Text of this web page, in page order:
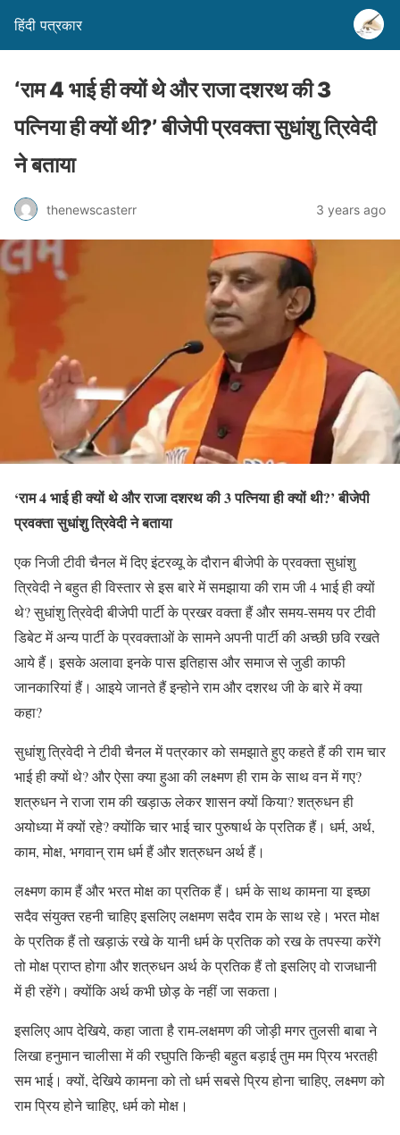
हिंदी पत्रकार
‘राम 4 भाई ही क्यों थे और राजा दशरथ की 3
पत्निया ही क्यों थी?’ बीजेपी प्रवक्ता सुधांशु त्रिवेदी
ने बताया
thenewscasterr 3 years ago
‘राम 4 भाई ही क्यों थे और राजा दशरथ की 3 पत्निया ही क्यों थी?’ बीजेपी
प्रवक्ता सुधांशु त्रिवेदी ने बताया
एक निजी टीवी चैनल में दिए इंटरव्यू के दौरान बीजेपी के प्रवक्ता सुधांशु
त्रिवेदी ने बहुत ही विस्तार से इस बारे में समझाया की राम जी 4 भाई ही क्यों
थे? सुधांशु त्रिवेदी बीजेपी पार्टी के प्रखर वक्ता हैं और समय-समय पर टीवी
डिबेट में अन्य पार्टी के प्रवक्ताओं के सामने अपनी पार्टी की अच्छी छवि रखते
आये हैं। इसके अलावा इनके पास इतिहास और समाज से जुडी काफी
जानकारियां हैं। आइये जानते हैं इन्होने राम और दशरथ जी के बारे में क्या
कहा?
सुधांशु त्रिवेदी ने टीवी चैनल में पत्रकार को समझाते हुए कहते हैं की राम चार
भाई ही क्यों थे? और ऐसा क्या हुआ की लक्ष्मण ही राम के साथ वन में गए?
शत्रुधन ने राजा राम की खड़ाऊ लेकर शासन क्यों किया? शत्रुधन ही
अयोध्या में क्यों रहे? क्योंकि चार भाई चार पुरुषार्थ के प्रतिक हैं। धर्म, अर्थ,
काम, मोक्ष, भगवान् राम धर्म हैं और शत्रुधन अर्थ हैं।
लक्ष्मण काम हैं और भरत मोक्ष का प्रतिक हैं। धर्म के साथ कामना या इच्छा
सदैव संयुक्त रहनी चाहिए इसलिए लक्षमण सदैव राम के साथ रहे। भरत मोक्ष
के प्रतिक हैं तो खड़ाऊं रखे के यानी धर्म के प्रतिक को रख के तपस्या करेंगे
तो मोक्ष प्राप्त होगा और शत्रुधन अर्थ के प्रतिक हैं तो इसलिए वो राजधानी
में ही रहेंगे। क्योंकि अर्थ कभी छोड़ के नहीं जा सकता।
इसलिए आप देखिये, कहा जाता है राम-लक्षमण की जोड़ी मगर तुलसी बाबा ने
लिखा हनुमान चालीसा में की रघुपति किन्ही बहुत बड़ाई तुम मम प्रिय भरतही
सम भाई। क्यों, देखिये कामना को तो धर्म सबसे प्रिय होना चाहिए, लक्ष्मण को
राम प्रिय होने चाहिए, धर्म को मोक्ष।